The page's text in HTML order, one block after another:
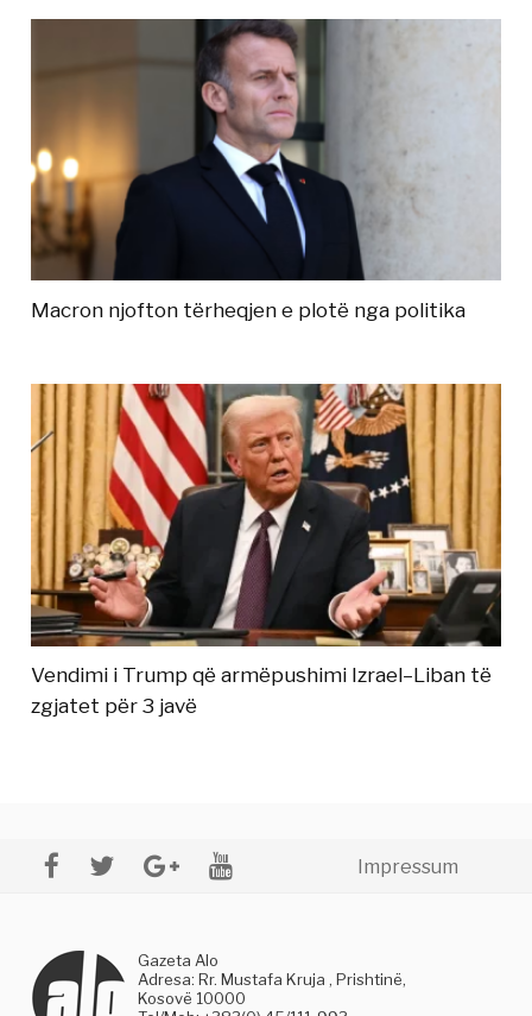
Macron njofton tërheqjen e plotë nga politika
Vendimi i Trump që armëpushimi Izrael–Liban të
zgjatet për 3 javë
Impressum
Gazeta Alo
Adresa: Rr. Mustafa Kruja , Prishtinë,
Kosovë 10000